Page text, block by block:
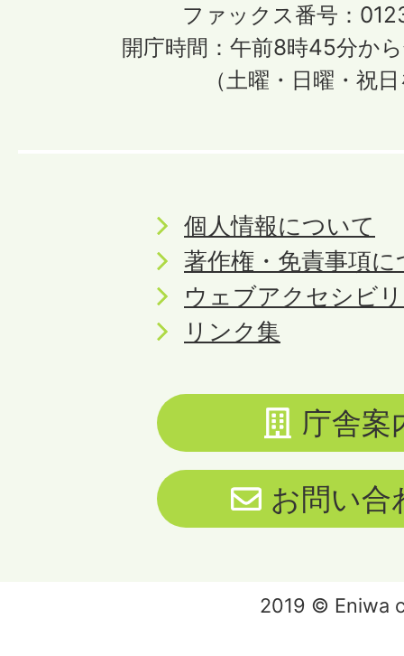
ファックス番号：
開庁時間：午前8時45分か
（土曜・日曜・祝
個人情報について
著作権・免責事項
ウェブアクセシビ
リンク集
庁舎案
お問い合
2019 © Eniwa